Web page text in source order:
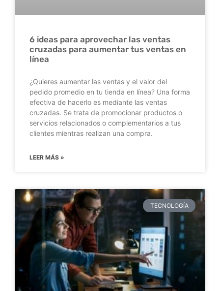
6 ideas para aprovechar las ventas
cruzadas para aumentar tus ventas en
línea
¿Quieres aumentar las ventas y el valor del
pedido promedio en tu tienda en línea? Una forma
efectiva de hacerlo es mediante las ventas
cruzadas. Se trata de promocionar productos o
servicios relacionados o complementarios a tus
clientes mientras realizan una compra.
LEER MÁS »
TECNOLOGÍA